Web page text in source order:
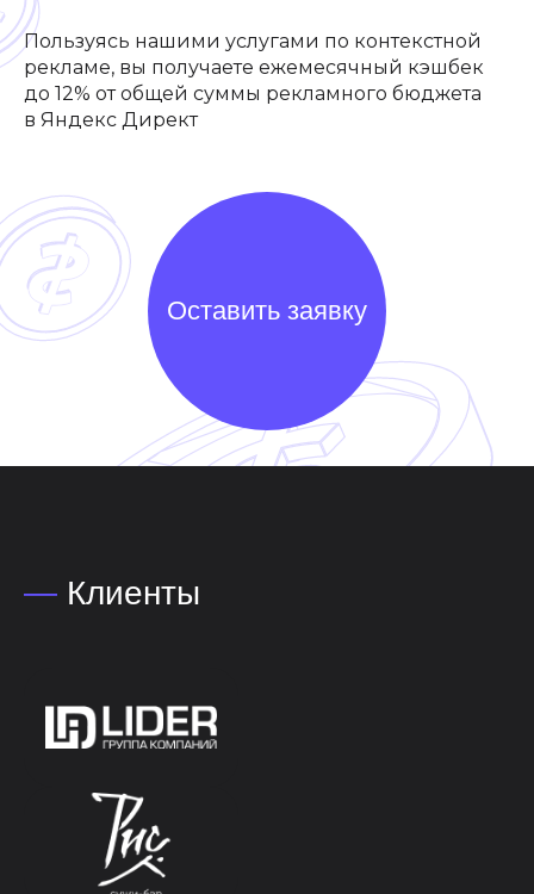
Оставить заявку
Пользуясь нашими услугами по контекстной
рекламе, вы получаете ежемесячный кэшбек
до 12% от общей суммы рекламного бюджета
в Яндекс Директ
— Клиенты